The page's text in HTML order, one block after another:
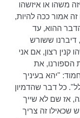
משהו או איזשהו
אמור ככה להיות,
ההוא, עד
דיברנו ששורש
קנין רצון, אם אני
הספורנו, את
"יהא בעיניך
כל דבר שהדמיון
אז שם לא שייך
שכאילו זה צריך